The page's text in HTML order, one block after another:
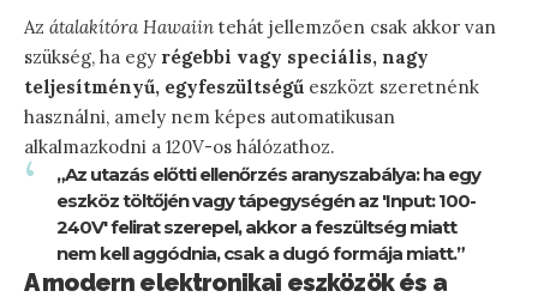
Az átalakítóra Hawaiin tehát jellemzően csak akkor van
szükség, ha egy régebbi vagy speciális, nagy
teljesítményű, egyfeszültségű eszközt szeretnénk
használni, amely nem képes automatikusan
alkalmazkodni a 120V-os hálózathoz.
„Az utazás előtti ellenőrzés aranyszabálya: ha egy
eszköz töltőjén vagy tápegységén az 'Input: 100-
240V' felirat szerepel, akkor a feszültség miatt
nem kell aggódnia, csak a dugó formája miatt.”
A modern elektronikai eszközök és a